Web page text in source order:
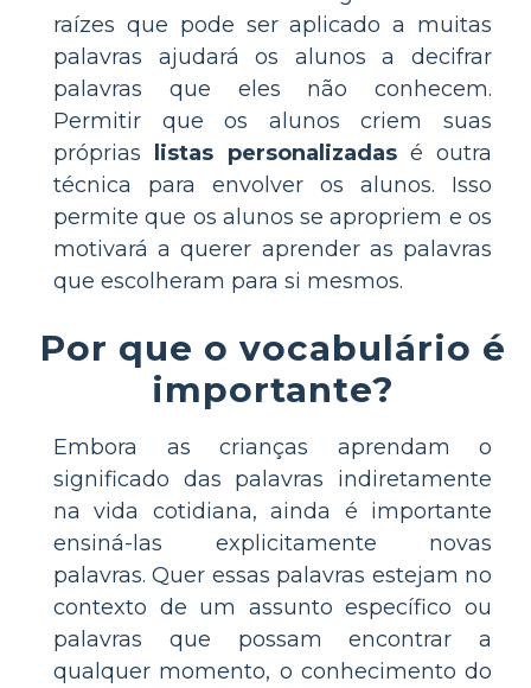
raízes que pode ser aplicado a muitas
palavras ajudará os alunos a decifrar
palavras que eles não conhecem.
Permitir que os alunos criem suas
próprias
listas personalizadasé outra
técnica para envolver os alunos. Isso
permite que os alunos se apropriem e os
motivará a querer aprender as palavras
que escolheram para si mesmos.
Por que o vocabulário é
importante?
Embora as crianças aprendam o
significado das palavras indiretamente
na vida cotidiana, ainda é importante
ensiná-las explicitamente novas
palavras. Quer essas palavras estejam no
contexto de um assunto específico ou
palavras que possam encontrar a
qualquer momento, o conhecimento do